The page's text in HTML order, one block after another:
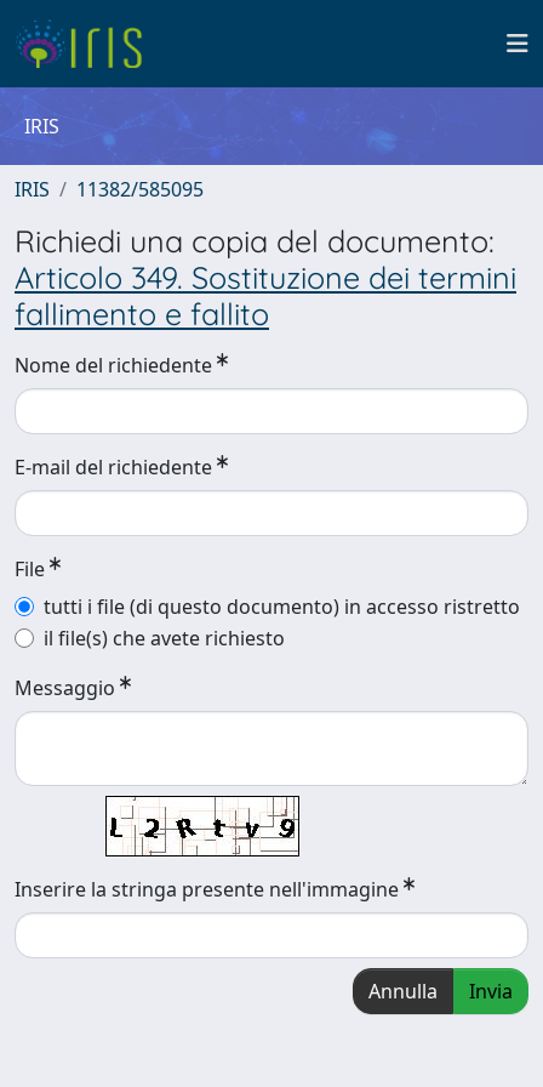
IRIS
IRIS 11382/585095
Richiedi una copia del documento:
Articolo 349. Sostituzione dei termini
fallimento e fallito
Nome del richiedente
E-mail del richiedente
File
tutti i file (di questo documento) in accesso ristretto
il file(s) che avete richiesto
Messaggio
Inserire la stringa presente nell'immagine
Annulla Invia